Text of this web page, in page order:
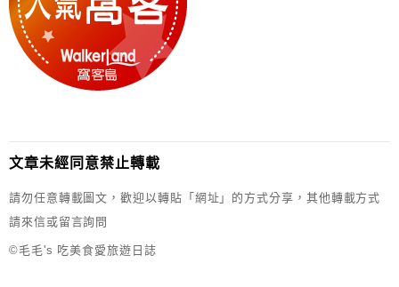
文章未經同意禁止轉載
請勿任意轉載圖文，歡迎以轉貼「網址」的方式分享，其他轉載方式
請來信或留言詢問
©毛毛's 吃美食愛旅遊日誌